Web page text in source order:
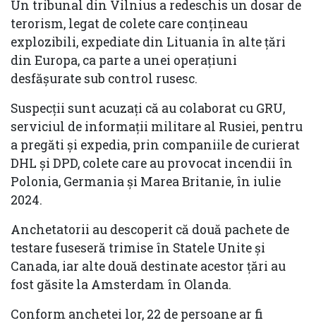
Un tribunal din Vilnius a redeschis un dosar de
terorism, legat de colete care conțineau
explozibili, expediate din Lituania în alte țări
din Europa, ca parte a unei operațiuni
desfășurate sub control rusesc.
Suspecții sunt acuzați că au colaborat cu GRU,
serviciul de informații militare al Rusiei, pentru
a pregăti și expedia, prin companiile de curierat
DHL și DPD, colete care au provocat incendii în
Polonia, Germania și Marea Britanie, în iulie
2024.
Anchetatorii au descoperit că două pachete de
testare fuseseră trimise în Statele Unite și
Canada, iar alte două destinate acestor țări au
fost găsite la Amsterdam în Olanda.
Conform anchetei lor, 22 de persoane ar fi